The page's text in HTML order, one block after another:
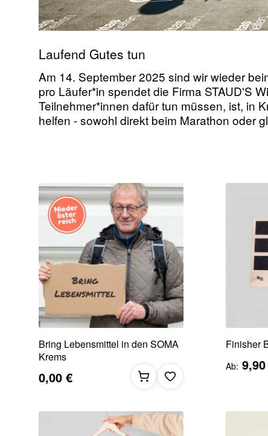
Laufend Gutes tun
Am 14. September 2025 sind wir wieder
pro Läufer*in spendet die Firma STAUD'S
Teilnehmer*innen dafür tun müssen, ist, in
helfen - sowohl direkt beim Marathon oder
Bring Lebensmittel in den SOMA
Krems
0,00 €
Finisher
Ab